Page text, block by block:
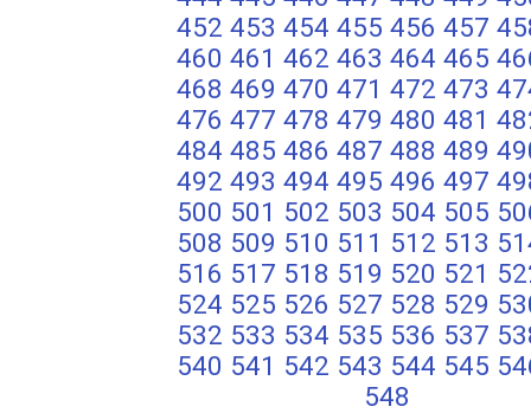
452 453 454 455 456 457
460 461 462 463 464 465
468 469 470 471 472 473
476 477 478 479 480 481
484 485 486 487 488 489
492 493 494 495 496 497
500 501 502 503 504 505
508 509 510 511 512 513
516 517 518 519 520 521
524 525 526 527 528 529
532 533 534 535 536 537
540 541 542 543 544 545
548